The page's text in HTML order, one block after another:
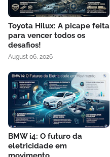
Toyota Hilux: A picape feita
para vencer todos os
desafios!
August 06, 2026
BMW i4: O futuro da
eletricidade em